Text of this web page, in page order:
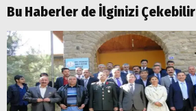
Bu Haberler de İlginizi Çekebilir